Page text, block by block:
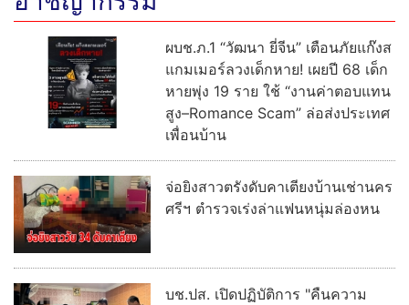
ผบช.ภ.1 “วัฒนา ยี่จีน” เตือนภัยแก๊งส
แกมเมอร์ลวงเด็กหาย! เผยปี 68 เด็ก
หายพุ่ง 19 ราย ใช้ “งานค่าตอบแทน
สูง–Romance Scam” ล่อส่งประเทศ
เพื่อนบ้าน
จ่อยิงสาวตรังดับคาเตียงบ้านเช่านคร
ศรีฯ ตำรวจเร่งล่าแฟนหนุ่มล่องหน
บช.ปส. เปิดปฏิบัติการ "คืนความ